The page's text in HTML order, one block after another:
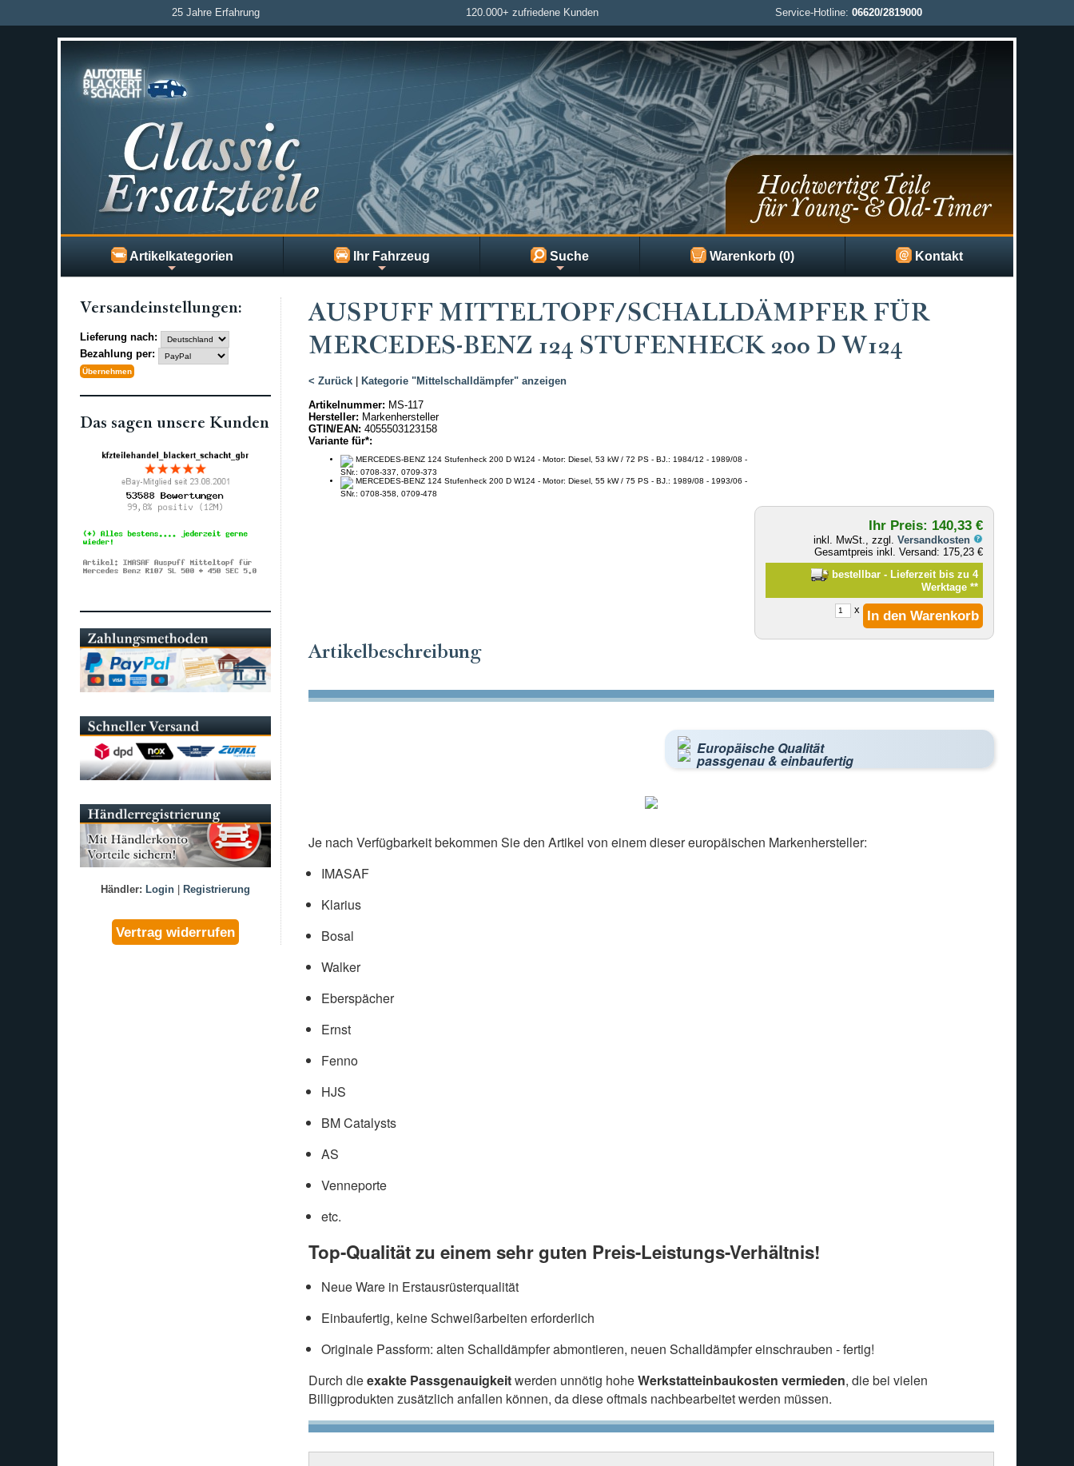
25 Jahre Erfahrung 120.000+ zufriedene Kunden Service-Hotline: 06620/2819000
Artikelkategorien Ihr Fahrzeug Suche Warenkorb (0) Kontakt
AUSPUFF MITTELTOPF/SCHALLDÄMPFER FÜR
MERCEDES-BENZ 124 STUFENHECK 200 D W124
< Zurück|
Kategorie "Mittelschalldämpfer" anzeigen
Artikelnummer: MS-117
Hersteller: Markenhersteller
GTIN/EAN: 4055503123158
Variante für*:
MERCEDES-BENZ 124 Stufenheck 200 D W124 - Motor: Diesel, 53 kW / 72 PS - BJ.: 1984/12 - 1989/08 -
SNr.: 0708-337, 0709-373
MERCEDES-BENZ 124 Stufenheck 200 D W124 - Motor: Diesel, 55 kW / 75 PS - BJ.: 1989/08 - 1993/06 -
SNr.: 0708-358, 0709-478
Ihr Preis: 140,33 €
inkl. MwSt., zzgl.Versandkosten
Gesamtpreis inkl. Versand: 175,23 €
bestellbar - Lieferzeit bis zu 4
Werktage **
x
Artikelbeschreibung
Europäische Qualität
passgenau & einbaufertig
Je nach Verfügbarkeit bekommen Sie den Artikel von einem dieser europäischen Markenhersteller:
IMASAF
Klarius
Bosal
Walker
Eberspächer
Ernst
Fenno
HJS
BM Catalysts
AS
Venneporte
etc.
Top-Qualität zu einem sehr guten Preis-Leistungs-Verhältnis!
Neue Ware in Erstausrüsterqualität
Einbaufertig, keine Schweißarbeiten erforderlich
Originale Passform: alten Schalldämpfer abmontieren, neuen Schalldämpfer einschrauben - fertig!
Durch dieexakte Passgenauigkeitwerden unnötig hoheWerkstatteinbaukosten vermieden, die bei vielen
Billigprodukten zusätzlich anfallen können, da diese oftmals nachbearbeitet werden müssen.
Versand­einstellungen:
Lieferung nach:
Bezahlung per:
Das sagen unsere Kunden
Händler: Login| Registrierung